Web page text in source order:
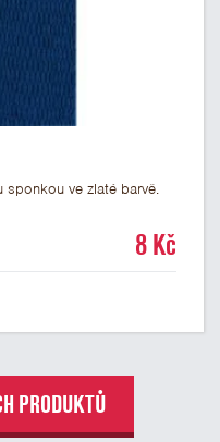
ve zlaté barvě.
8 Kč
PRODUKTŮ